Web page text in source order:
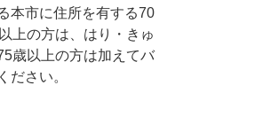
本市に住所を有する70
上の方は、はり・きゅ
歳以上の方は加えてバ
ださい。